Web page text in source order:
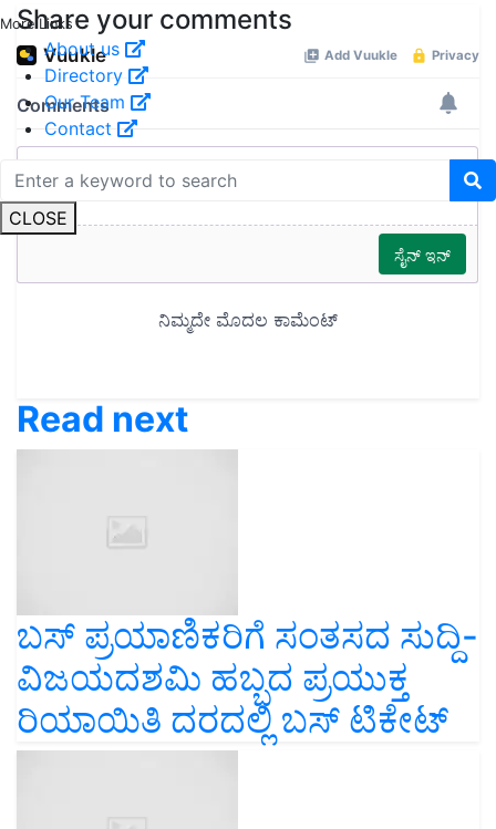
More Links
About us
Directory
Our Team
Contact
CLOSE
Share your comments
Read next
ಬಸ್ ಪ್ರಯಾಣಿಕರಿಗೆ ಸಂತಸದ ಸುದ್ದಿ-
ವಿಜಯದಶಮಿ ಹಬ್ಬದ ಪ್ರಯುಕ್ತ
ರಿಯಾಯಿತಿ ದರದಲ್ಲಿ ಬಸ್ ಟಿಕೇಟ್